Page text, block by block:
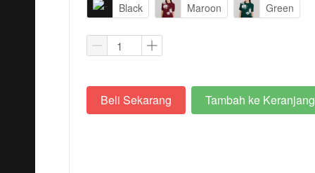
Black
Maroon Green
`Beli Sekarang `
Tambah ke Keranjang